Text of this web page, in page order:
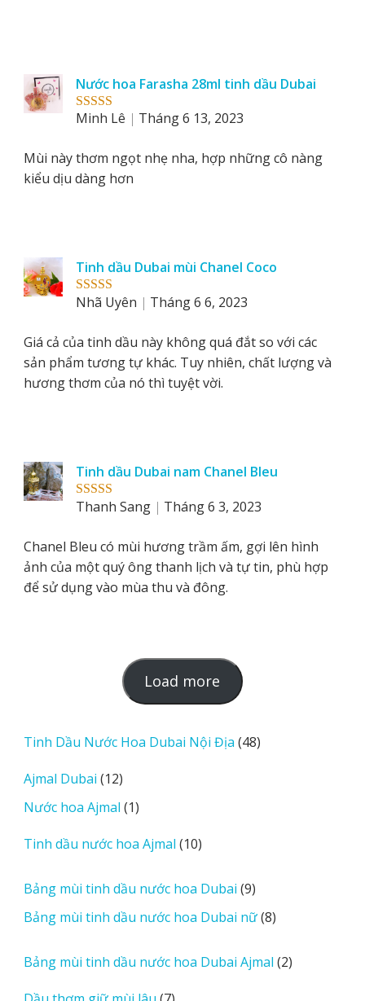
Rated 5out
Nước hoa Farasha 28ml tinh dầu Dubai
Minh Lê
Tháng 6 13, 2023
Mùi này thơm ngọt nhẹ nha, hợp những cô nàng
kiểu dịu dàng hơn
Rated5out
Tinh dầu Dubai mùi Chanel Coco
Nhã Uyên
Tháng 6 6, 2023
Giá cả của tinh dầu này không quá đắt so với các
sản phẩm tương tự khác. Tuy nhiên, chất lượng và
hương thơm của nó thì tuyệt vời.
Rated 5out
Tinh dầu Dubai nam Chanel Bleu
Thanh Sang
Tháng 6 3, 2023
Chanel Bleu có mùi hương trầm ấm, gợi lên hình
ảnh của một quý ông thanh lịch và tự tin, phù hợp
để sử dụng vào mùa thu và đông.
Load more
o
d
v
e
s
Tinh Dầu Nước Hoa Dubai Nội Địa 4848
Ajmal Dubai 1212
sản
phẩm
Nước hoa Ajmal 11
phẩm
Tinh dầu nước hoa Ajmal 1010
phẩm
Bảng mùi tinh dầu nước hoa Dubai 99
sản
phẩm
Bảng mùi tinh dầu nước hoa Dubai nữ 88
phẩm
Bảng mùi tinh dầu nước hoa Dubai Ajmal 22
7